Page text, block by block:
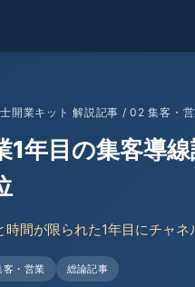
開業キット 解説記事 / 02 集客・
1年目の集客導
時間が限られた1年目にチャネ
・営業 総論記事